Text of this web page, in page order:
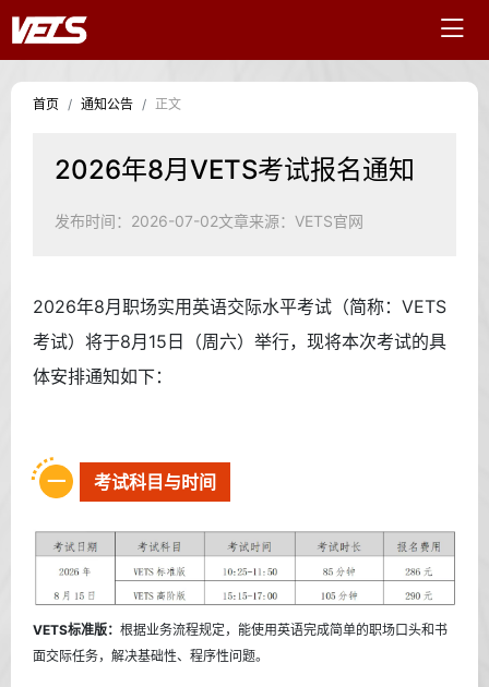
首页 通知公告 正文
2026年8月VETS考试报名通知
发布时间：2026-07-02文章来源：VETS官网
2026年8月职场实用英语交际水平考试（简称：VETS
考试）将于8月15日（周六）举行，现将本次考试的具
体安排通知如下：
一 考试科目与时间
VETS标准版： 根据业务流程规定，能使用英语完成简单的职场口头和书
面交际任务，解决基础性、程序性问题。